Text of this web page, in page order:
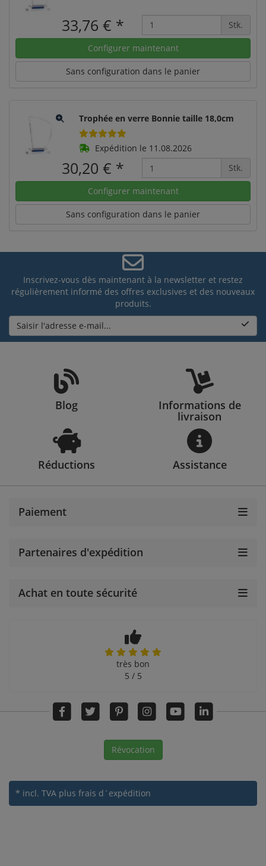
33,76 € * Stk.
Configurer maintenant
Sans configuration dans le panier
Trophée en verre Bonnie taille 18,0cm
Expédition le 11.08.2026
30,20 € * Stk.
Configurer maintenant
Sans configuration dans le panier
Inscrivez-vous dès maintenant à la newsletter et restez
régulièrement informé des offres exclusives et des nouveaux
produits.
Saisir l'adresse e-mail...
Blog Informations de
livraison
Réductions Assistance
Paiement
Partenaires d'expédition
Achat en toute sécurité
très bon
5 / 5
Révocation
* incl. TVA plus frais d´expédition